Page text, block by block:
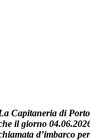
Capitaneria di
il giorno
d’imbarco